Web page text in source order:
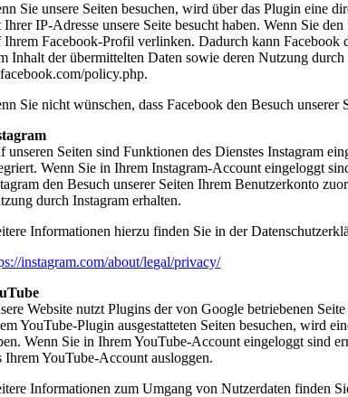
Sie unsere Seiten besuchen, wird über das Plugin eine
Ihrer IP-Adresse unsere Seite besucht haben. Wenn Sie
Ihrem Facebook-Profil verlinken. Dadurch kann Facebook
Inhalt der übermittelten Daten sowie deren Nutzung
policy.php.
Sie nicht wünschen, dass Facebook den Besuch
unseren Seiten sind Funktionen des Dienstes Instagram
Wenn Sie in Ihrem Instagram-Account eingeloggt
den Besuch unserer Seiten Ihrem Benutzerkonto
durch Instagram erhalten.
Informationen hierzu finden Sie in der
instagram.com/about/legal/privacy/
Website nutzt Plugins der von Google betriebenen
YouTube-Plugin ausgestatteten Seiten besuchen, wird
Wenn Sie in Ihrem YouTube-Account eingeloggt sind
Ihrem YouTube-Account ausloggen.
Informationen zum Umgang von Nutzerdaten finden